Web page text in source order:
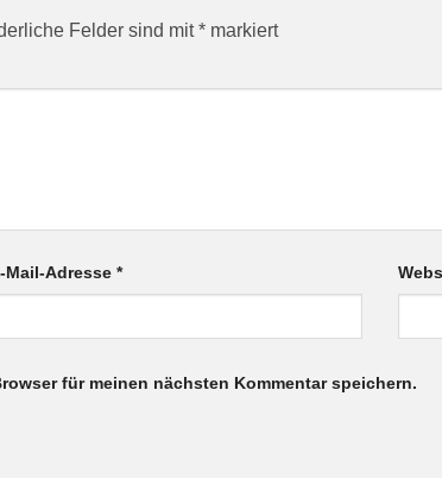
Felder sind mit* markiert
Mail-Adresse*
für meinen nächsten Kommentar speichern.